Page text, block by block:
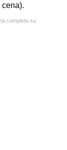
completa su